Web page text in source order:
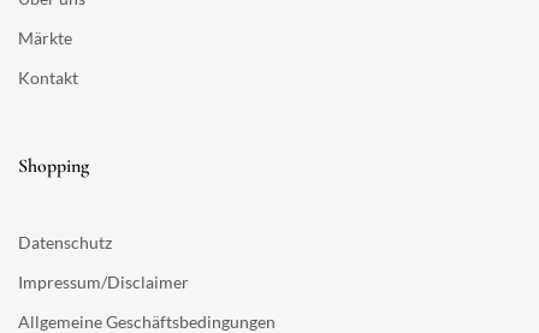
Märkte
Kontakt
Shopping
Datenschutz
Impressum/Disclaimer
Allgemeine Geschäftsbedingungen